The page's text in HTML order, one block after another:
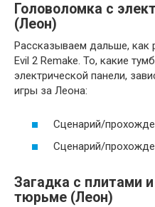
Головоломка с
(Леон)
Рассказываем дальше, как
Evil 2 Remake. То, какие
электрической панели,
игры за Леона:
Сценарий/
Сценарий/
Загадка с плитами
тюрьме (Леон)